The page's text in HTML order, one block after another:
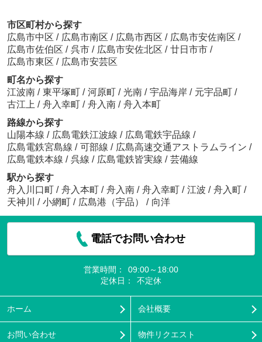
市区町村から探す
広島市中区 / 広島市南区 / 広島市西区 / 広島市安佐南区 /
広島市佐伯区 / 呉市 / 広島市安佐北区 / 廿日市市 /
広島市東区 / 広島市安芸区
町名から探す
江波南 / 東平塚町 / 河原町 / 光南 / 宇品海岸 / 元宇品町 /
古江上 / 舟入幸町 / 舟入南 / 舟入本町
路線から探す
山陽本線 / 広島電鉄江波線 / 広島電鉄宇品線 /
広島電鉄宮島線 / 可部線 / 広島高速交通アストラムライン /
広島電鉄本線 / 呉線 / 広島電鉄皆実線 / 芸備線
駅から探す
舟入川口町 / 舟入本町 / 舟入南 / 舟入幸町 / 江波 / 舟入町 /
天神川
/ 小網町 / 広島港（宇品） / 向洋
電話でお問い合わせ
営業時間：
09:00～18:00
定休日：
不定休
ホーム 会社概要
お問い合わせ 物件リクエスト